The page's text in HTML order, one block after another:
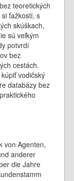
teoretických
ťažkosti, s
skúškach,
sú veľkým
potvrdí
bez
cestách.
vodičský
databázy bez
von Agenten,
anderer
die Jahre